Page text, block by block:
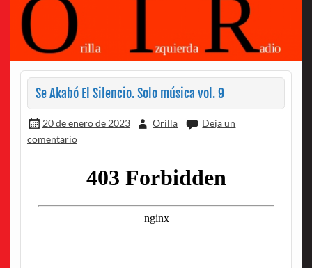
Se Akabó El Silencio. Solo música vol. 9
20 de enero de 2023 Orilla
Deja un
comentario